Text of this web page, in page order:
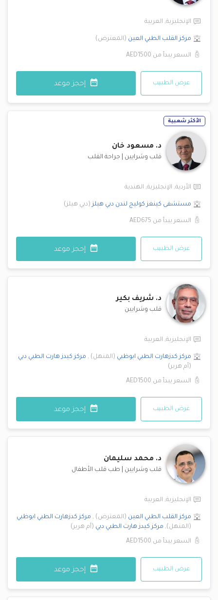
الإنجليزية, العربية
مركز القلب الطبي العين (المعترض)
السعر يبدأ من AED1500
عرض الطبيب إحجز موعد
الأكثر شعبية
د. مسعود خان
قلب وشرايين جراحة القلب
الأردية, الإنجليزية, الهندية
مستشفى كينغز كوليج لندن دبي هيلز (دبي هيلز)
السعر يبدأ من AED675
عرض الطبيب إحجز موعد
د. شريف بكير
قلب وشرايين
الإنجليزية, العربية
مركز كدزهارت الطبي ابوظبي (المنهل)
, مركز كيدز هارت الطبي دبي
(أم هرير)
السعر يبدأ من AED1500
عرض الطبيب إحجز موعد
د. محمد سليمان
قلب وشرايين طب قلب الأطفال
الإنجليزية, العربية
مركز القلب الطبي العين (المعترض)
, مركز كدزهارت الطبي ابوظبي
(المنهل)
, مركز كيدز هارت الطبي دبي (أم هرير)
السعر يبدأ من AED1500
عرض الطبيب إحجز موعد